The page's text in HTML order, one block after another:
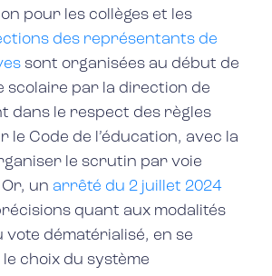
pour les collèges et les
des représentants de
sont organisées au début de
scolaire par la direction de
dans le respect des règles
le Code de l’éducation, avec la
le scrutin par voie
un arrêté du 2 juillet 2024
quant aux modalités
vote dématérialisé, en se
choix du système